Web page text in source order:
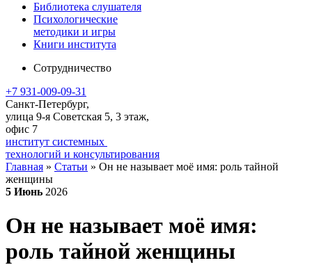
Библиотека слушателя
Психологические
методики и игры
Книги института
Сотрудничество
+7 931-009-09-31
Санкт-Петербург,
улица 9-я Советская 5​, 3 этаж,
офис 7
институт системных
технологий и консультирования
Главная » Статьи » Он не называет моё имя: роль тайной
женщины
5 Июнь 2026
Он не называет моё имя:
роль тайной женщины